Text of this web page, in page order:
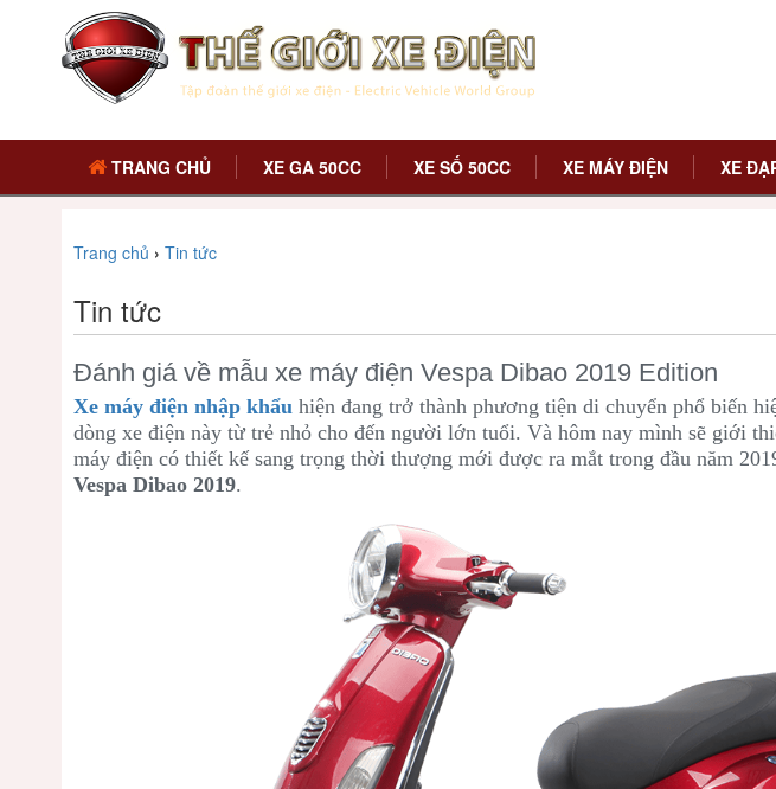
TRANG CHỦ XE GA 50CC XE SỐ 50CC XE MÁY ĐIỆN XE
Trang chủ › Tin tức
Tin tức
Đánh giá về mẫu xe máy điện Vespa Dibao 2019 Edition
Xe máy điện nhập khẩu hiện đang trở thành phương tiện di chuyển phổ biến
dòng xe điện này từ trẻ nhỏ cho đến người lớn tuổi. Và hôm nay mình sẽ giới
máy điện có thiết kế sang trọng thời thượng mới được ra mắt trong đầu năm
Vespa Dibao 2019.